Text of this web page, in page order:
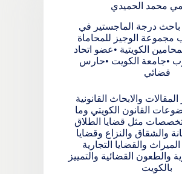
محمد الحميدي
درجة الماجستير في
مجموعة الوجيز للمحاماة
الكويتية •عضو اتحاد
•جامعة الكويت •حارس
قضائي
والابحاث القانونية
القانون الكويتي وما
مثل قضايا الطلاق
والشقاق والنزاع وقضايا
والقضايا التجارية
والطعون القضائية والتمييز
بالكويت